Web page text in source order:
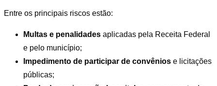
Entre os principais riscos estão:
Multas e penalidades aplicadas pela Receita Federal
e pelo município;
Impedimento de participar de convênios e licitações
públicas;